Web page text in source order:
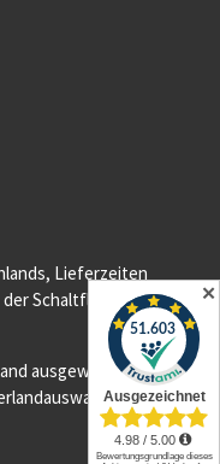
Lieferzeiten
Schaltfläche
ausgewiesen
im
✕